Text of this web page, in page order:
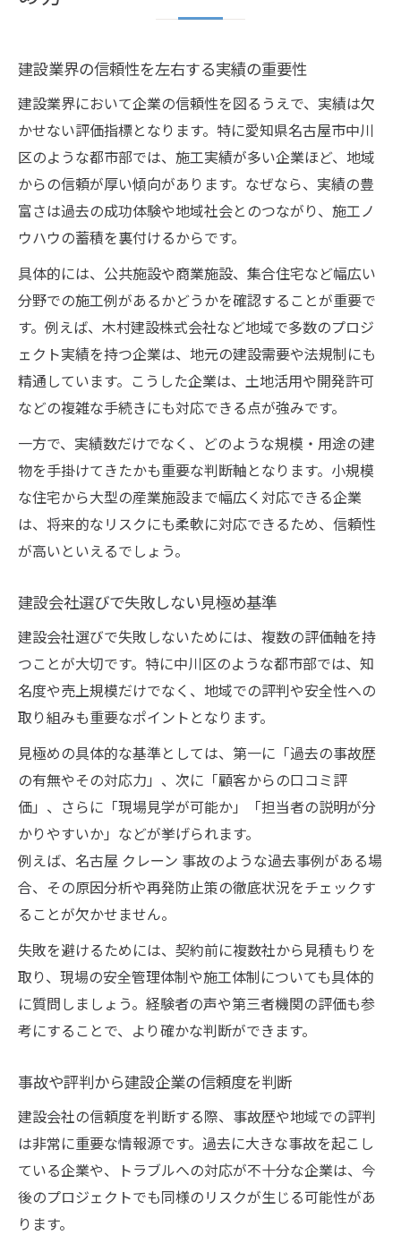
建設業界の信頼性を左右する実績の重要性
建設業界において企業の信頼性を図るうえで、実績は欠
かせない評価指標となります。特に愛知県名古屋市中川
区のような都市部では、施工実績が多い企業ほど、地域
からの信頼が厚い傾向があります。なぜなら、実績の豊
富さは過去の成功体験や地域社会とのつながり、施工ノ
ウハウの蓄積を裏付けるからです。
具体的には、公共施設や商業施設、集合住宅など幅広い
分野での施工例があるかどうかを確認することが重要で
す。例えば、木村建設株式会社など地域で多数のプロジ
ェクト実績を持つ企業は、地元の建設需要や法規制にも
精通しています。こうした企業は、土地活用や開発許可
などの複雑な手続きにも対応できる点が強みです。
一方で、実績数だけでなく、どのような規模・用途の建
物を手掛けてきたかも重要な判断軸となります。小規模
な住宅から大型の産業施設まで幅広く対応できる企業
は、将来的なリスクにも柔軟に対応できるため、信頼性
が高いといえるでしょう。
建設会社選びで失敗しない見極め基準
建設会社選びで失敗しないためには、複数の評価軸を持
つことが大切です。特に中川区のような都市部では、知
名度や売上規模だけでなく、地域での評判や安全性への
取り組みも重要なポイントとなります。
見極めの具体的な基準としては、第一に「過去の事故歴
の有無やその対応力」、次に「顧客からの口コミ評
価」、さらに「現場見学が可能か」「担当者の説明が分
かりやすいか」などが挙げられます。
例えば、名古屋 クレーン 事故のような過去事例がある場
合、その原因分析や再発防止策の徹底状況をチェックす
ることが欠かせません。
失敗を避けるためには、契約前に複数社から見積もりを
取り、現場の安全管理体制や施工体制についても具体的
に質問しましょう。経験者の声や第三者機関の評価も参
考にすることで、より確かな判断ができます。
事故や評判から建設企業の信頼度を判断
建設会社の信頼度を判断する際、事故歴や地域での評判
は非常に重要な情報源です。過去に大きな事故を起こし
ている企業や、トラブルへの対応が不十分な企業は、今
後のプロジェクトでも同様のリスクが生じる可能性があ
ります。